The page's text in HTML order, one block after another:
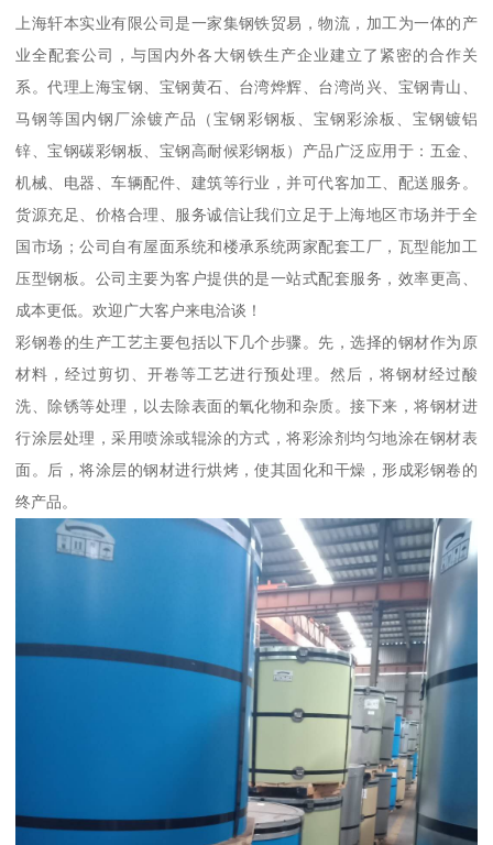
上海轩本实业有限公司是一家集钢铁贸易，物流，加工为一体的产
业全配套公司，与国内外各大钢铁生产企业建立了紧密的合作关
系。代理上海宝钢、宝钢黄石、台湾烨辉、台湾尚兴、宝钢青山、
马钢等国内钢厂涂镀产品（宝钢彩钢板、宝钢彩涂板、宝钢镀铝
锌、宝钢碳彩钢板、宝钢高耐候彩钢板）产品广泛应用于：五金、
机械、电器、车辆配件、建筑等行业，并可代客加工、配送服务。
货源充足、价格合理、服务诚信让我们立足于上海地区市场并于全
国市场；公司自有屋面系统和楼承系统两家配套工厂，瓦型能加工
压型钢板。公司主要为客户提供的是一站式配套服务，效率更高、
成本更低。欢迎广大客户来电洽谈！
彩钢卷的生产工艺主要包括以下几个步骤。先，选择的钢材作为原
材料，经过剪切、开卷等工艺进行预处理。然后，将钢材经过酸
洗、除锈等处理，以去除表面的氧化物和杂质。接下来，将钢材进
行涂层处理，采用喷涂或辊涂的方式，将彩涂剂均匀地涂在钢材表
面。后，将涂层的钢材进行烘烤，使其固化和干燥，形成彩钢卷的
终产品。